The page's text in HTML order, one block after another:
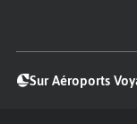
Sur Aéroports